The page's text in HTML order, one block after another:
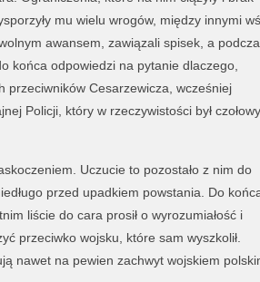
mu wielu wrogów, między innymi
awansem, zawiązali spisek, a
końca odpowiedzi na pytanie dlaczego,
przeciwników Cesarzewicza, wcześniej
Policji, który w rzeczywistości był
Uczucie to pozostało z nim do
przed upadkiem powstania. Do
liście do cara prosił o wyrozumiałość i
przeciwko wojsku, które sam wyszkolił.
nawet na pewien zachwyt wojskiem